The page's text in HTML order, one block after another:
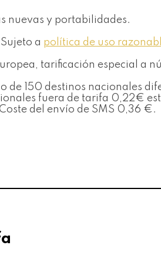
nuevas y portabilidades.
a política de uso
tarificación especial a
de 150 destinos nacionales
fuera de tarifa 0,22€
del envío de SMS 0,36 €.